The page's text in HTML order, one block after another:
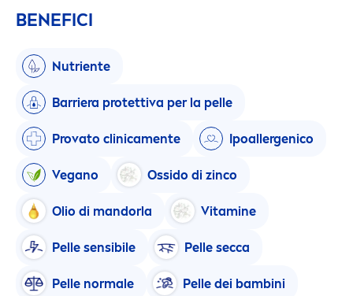
BENEFICI
Nutriente
Barriera protettiva per la pelle
Provato clinicamente Ipoallergenico
Vegano Ossido di zinco
Olio di mandorla Vitamine
Pelle sensibile Pelle secca
Pelle normale Pelle dei bambini